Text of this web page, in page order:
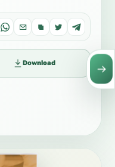
Download